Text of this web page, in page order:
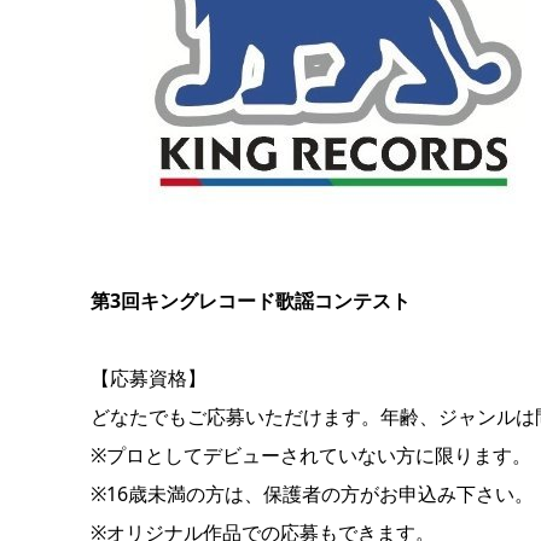
第3回キングレコード歌謡コンテスト
【応募資格】
どなたでもご応募いただけます。年齢、ジャンルは
※プロとしてデビューされていない方に限ります。
※16歳未満の方は、保護者の方がお申込み下さい。
※オリジナル作品での応募もできます。